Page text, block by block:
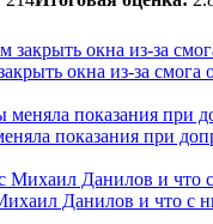
окна из-за
показания при
Данилов и что с